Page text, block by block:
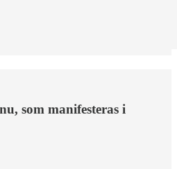
som manifesteras i